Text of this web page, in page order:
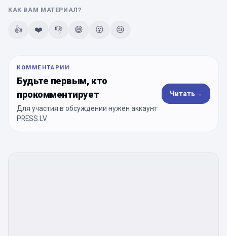
КАК ВАМ МАТЕРИАЛ?
👍 ❤️ 👎 😄 😮 😢
КОММЕНТАРИИ
Будьте первым, кто
прокомментирует
Для участия в обсуждении нужен аккаунт
PRESS.LV.
Читать→